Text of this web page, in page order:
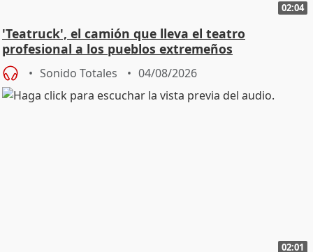
02:04
'Teatruck', el camión que lleva el teatro
profesional a los pueblos extremeños
Sonido Totales 04/08/2026
02:01